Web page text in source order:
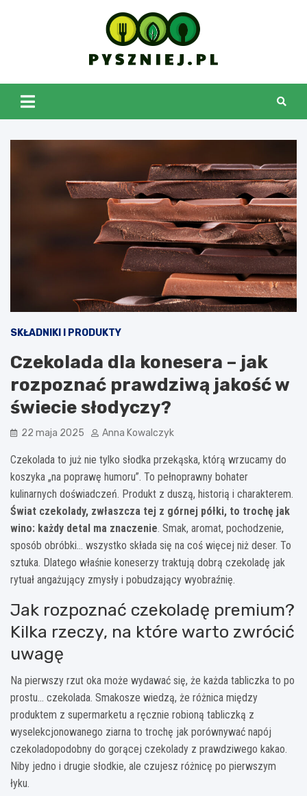
pyszniej.pl
SKŁADNIKI I PRODUKTY
Czekolada dla konesera – jak
rozpoznać prawdziwą jakość w
świecie słodyczy?
22 maja 2025 Anna Kowalczyk
Czekolada to już nie tylko słodka przekąska, którą wrzucamy do
koszyka „na poprawę humoru”. To pełnoprawny bohater
kulinarnych doświadczeń. Produkt z duszą, historią i charakterem.
Świat czekolady, zwłaszcza tej z górnej półki, to trochę jak
wino: każdy detal ma znaczenie. Smak, aromat, pochodzenie,
sposób obróbki… wszystko składa się na coś więcej niż deser. To
sztuka. Dlatego właśnie koneserzy traktują dobrą czekoladę jak
rytuał angażujący zmysły i pobudzający wyobraźnię.
Jak rozpoznać czekoladę premium?
Kilka rzeczy, na które warto zwrócić
uwagę
Na pierwszy rzut oka może wydawać się, że każda tabliczka to po
prostu… czekolada. Smakosze wiedzą, że różnica między
produktem z supermarketu a ręcznie robioną tabliczką z
wyselekcjonowanego ziarna to trochę jak porównywać napój
czekoladopodobny do gorącej czekolady z prawdziwego kakao.
Niby jedno i drugie słodkie, ale czujesz różnicę po pierwszym
łyku.